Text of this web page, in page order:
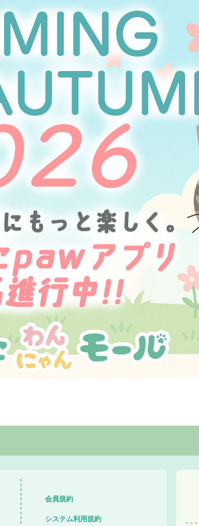
会員規約
システム利用規約